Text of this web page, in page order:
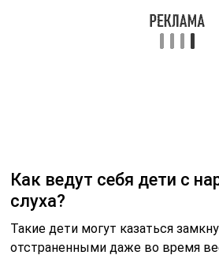
Как ведут себя дети с
слуха?
Такие дети могут казаться
отстраненными даже во время